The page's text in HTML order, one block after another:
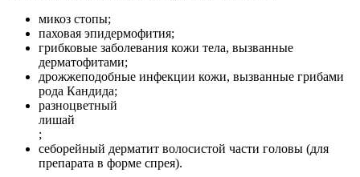
микоз стопы;
паховая эпидермофития;
грибковые заболевания кожи тела, вызванные
дерматофитами;
дрожжеподобные инфекции кожи, вызванные грибами
рода Кандида;
разноцветный
лишай
;
себорейный дерматит волосистой части головы (для
препарата в форме спрея).